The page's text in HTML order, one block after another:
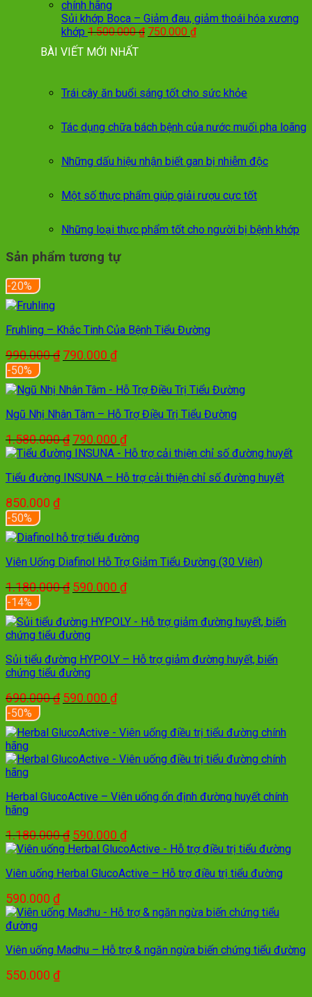
Sủi khớp Boca – Giảm đau, giảm thoái hóa xương
khớp 1.500.000₫ Giá
750.000 ₫Giá
BÀI VIẾT MỚI NHẤT
Trái cây ăn buổi sáng tốt cho sức khỏe
Tác dụng chữa bách bệnh của nước muối pha loãng
Những dấu hiệu nhận biết gan bị nhiễm độc
Một số thực phẩm giúp giải rượu cực tốt
Những loại thực phẩm tốt cho người bị bệnh khớp
Sản phẩm tương tự
-20%
Fruhling – Khắc Tinh Của Bệnh Tiểu Đường
990.000₫ Giá
là:
990.000 ₫.
790.000 ₫Giá
tại
là:
790.000 ₫.
-50%
Ngũ Nhị Nhân Tâm – Hỗ Trợ Điều Trị Tiểu Đường
1.580.000₫ Giá
gốc
1.580.000 ₫.
790.000 ₫Giá
hiện
là:
Tiểu đường INSUNA – Hỗ trợ cải thiện chỉ số đường huyết
850.000 ₫
-50%
Viên Uống Diafinol Hỗ Trợ Giảm Tiểu Đường (30 Viên)
1.180.000₫ Giá
là:
1.180.000 ₫.
590.000 ₫Giá
tại
là:
-14%
Sủi tiểu đường HYPOLY – Hỗ trợ giảm đường huyết, biến
chứng tiểu đường
690.000₫ Giá
690.000 ₫.
590.000 ₫Giá
tại
là:
590.000 ₫.
-50%
Herbal GlucoActive – Viên uống ổn định đường huyết chính
hãng
1.180.000₫ Giá
gốc
1.180.000 ₫.
590.000 ₫Giá
hiện
là:
Viên uống Herbal GlucoActive – Hỗ trợ điều trị tiểu đường
590.000 ₫
Viên uống Madhu – Hỗ trợ & ngăn ngừa biến chứng tiểu đường
550.000 ₫